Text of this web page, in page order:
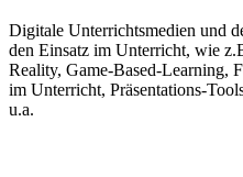
Digitale Unterrichtsmedien und
den Einsatz im Unterricht, wie
Reality, Game-Based-Learning,
im Unterricht, Präsentations-
u.a.